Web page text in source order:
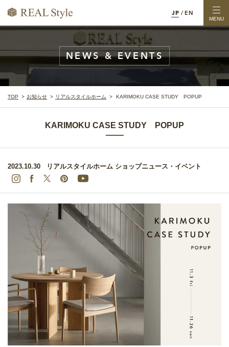
JP / EN
MENU
NEWS & EVENTS
TOP お知らせ リアルスタイルホーム KARIMOKU CASE STUDY POPUP
KARIMOKU CASE STUDY POPUP
2023.10.30 リアルスタイルホーム ショップニュース・イベント